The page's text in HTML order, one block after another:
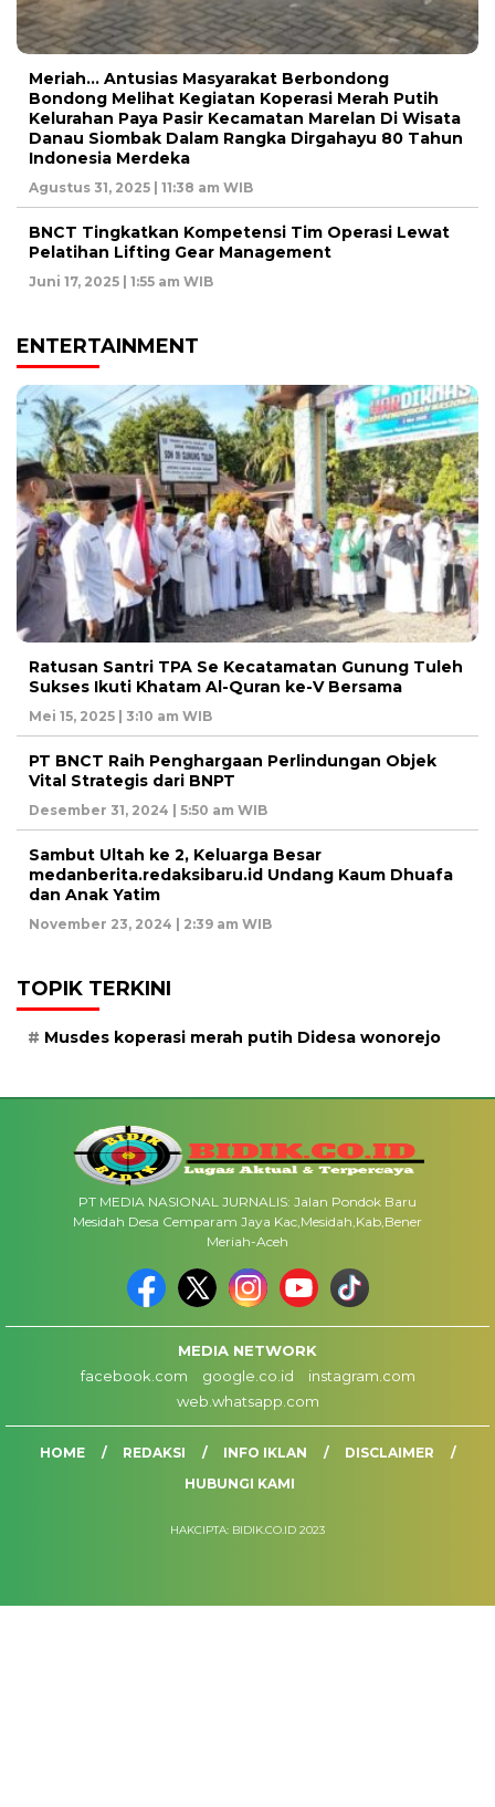
Meriah… Antusias Masyarakat Berbondong
Bondong Melihat Kegiatan Koperasi Merah Putih
Kelurahan Paya Pasir Kecamatan Marelan Di Wisata
Danau Siombak Dalam Rangka Dirgahayu 80 Tahun
Indonesia Merdeka
Agustus 31, 2025 | 11:38 am WIB
BNCT Tingkatkan Kompetensi Tim Operasi Lewat
Pelatihan Lifting Gear Management
Juni 17, 2025 | 1:55 am WIB
ENTERTAINMENT
Ratusan Santri TPA Se Kecatamatan Gunung Tuleh
Sukses Ikuti Khatam Al-Quran ke-V Bersama
Mei 15, 2025 | 3:10 am WIB
PT BNCT Raih Penghargaan Perlindungan Objek
Vital Strategis dari BNPT
Desember 31, 2024 | 5:50 am WIB
Sambut Ultah ke 2, Keluarga Besar
medanberita.redaksibaru.id Undang Kaum Dhuafa
dan Anak Yatim
November 23, 2024 | 2:39 am WIB
TOPIK TERKINI
Musdes koperasi merah putih Didesa wonorejo
PT MEDIA NASIONAL JURNALIS: Jalan Pondok Baru
Mesidah Desa Cemparam Jaya Kac,Mesidah,Kab,Bener
Meriah-Aceh
MEDIA NETWORK
facebook.com
google.co.id
instagram.com
web.whatsapp.com
HOME REDAKSI INFO IKLAN
DISCLAIMER
HUBUNGI KAMI
HAKCIPTA: BIDIK.CO.ID 2023